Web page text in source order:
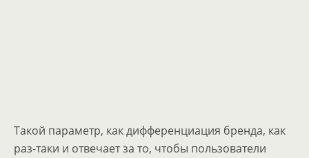
Такой параметр, как дифференциация бренда, как
раз-таки и отвечает за то, чтобы пользователи